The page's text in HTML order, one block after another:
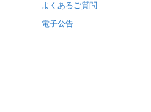
よくあるご質問
電子公告